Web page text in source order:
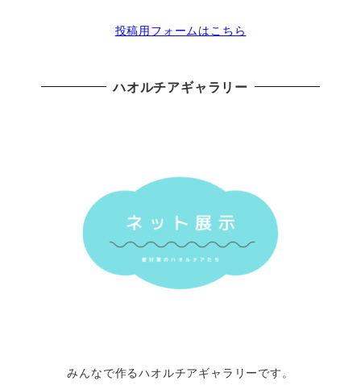
投稿用フォームはこちら
ハオルチアギャラリー
みんなで作るハオルチアギャラリーです。